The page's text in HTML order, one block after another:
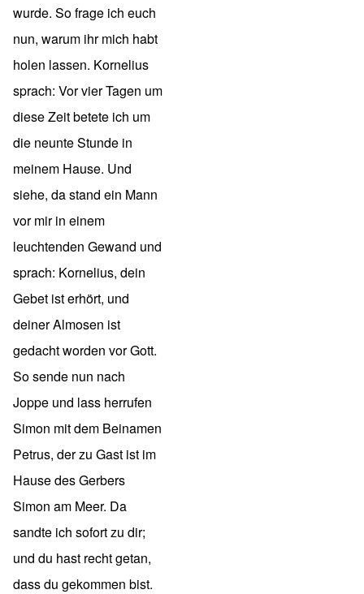
wurde. So frage ich euch
nun, warum ihr mich habt
holen lassen. Kornelius
sprach: Vor vier Tagen um
diese Zeit betete ich um
die neunte Stunde in
meinem Hause. Und
siehe, da stand ein Mann
vor mir in einem
leuchtenden Gewand und
sprach: Kornelius, dein
Gebet ist erhört, und
deiner Almosen ist
gedacht worden vor Gott.
So sende nun nach
Joppe und lass herrufen
Simon mit dem Beinamen
Petrus, der zu Gast ist im
Hause des Gerbers
Simon am Meer. Da
sandte ich sofort zu dir;
und du hast recht getan,
dass du gekommen bist.